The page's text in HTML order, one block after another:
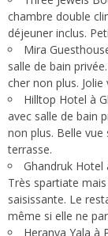
chambre double
déjeuner inclus.
Mira
salle de bain
cher non plus.
Hilltop Hotel à
avec salle de bain
non plus. Belle vue
terrasse.
Ghandruk Hotel
Très spartiate
saisissante. Le
même si elle ne
Heranya Yala à